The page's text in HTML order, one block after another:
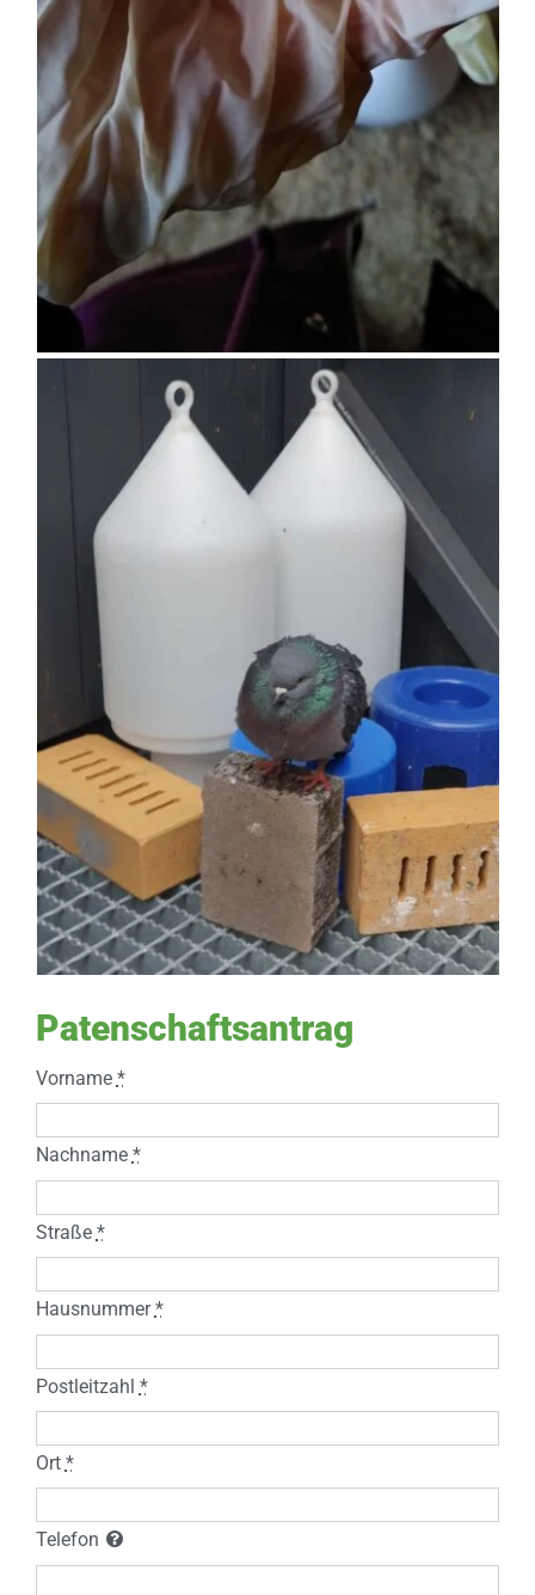
Patenschaftsantrag
Vorname *
Nachname *
Straße *
Hausnummer*
Postleitzahl *
Ort *
Telefon